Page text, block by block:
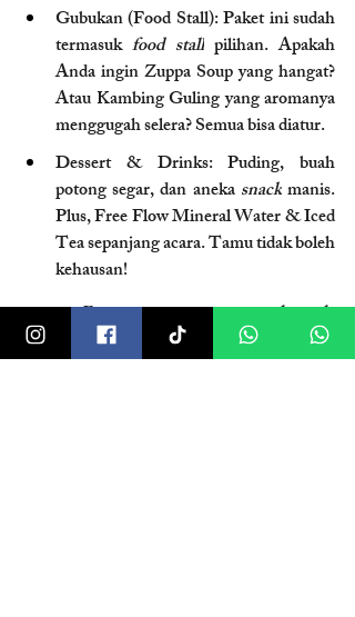
Gubukan (Food Stall): Paket ini sudah
termasuk food stall pilihan. Apakah
Anda ingin Zuppa Soup yang hangat?
Atau Kambing Guling yang aromanya
menggugah selera? Semua bisa diatur.
Dessert & Drinks: Puding, buah
potong segar, dan aneka snack manis.
Plus, Free Flow Mineral Water & Iced
Tea sepanjang acara. Tamu tidak boleh
kehausan!
3. Entertainment: Akustik
Sempurna